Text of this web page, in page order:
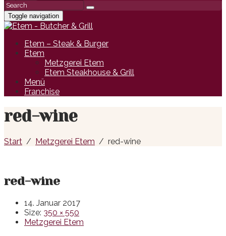
Toggle navigation
Etem – Steak & Burger
Etem
Metzgerei Etem
Etem Steakhouse & Grill
Menü
Franchise
red-wine
Start Metzgerei Etem red-wine
red-wine
14. Januar 2017
Size: 350 × 550
Metzgerei Etem